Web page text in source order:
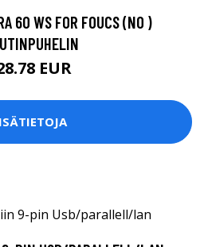
60 WS FOR FOUCS (NO )
EUR